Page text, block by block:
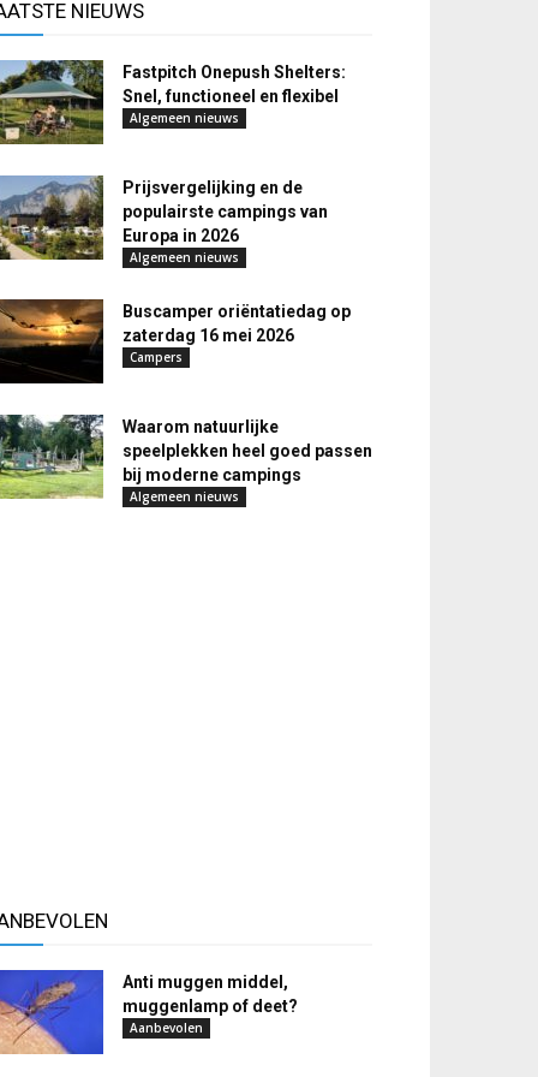
NIEUWS
Fastpitch Onepush Shelters:
Snel, functioneel en flexibel
Algemeen nieuws
Prijsvergelijking en de
populairste campings van
Europa in 2026
Algemeen nieuws
Buscamper oriëntatiedag op
zaterdag 16 mei 2026
Campers
Waarom natuurlijke
speelplekken heel goed passen
bij moderne campings
Algemeen nieuws
Anti muggen middel,
muggenlamp of deet?
Aanbevolen